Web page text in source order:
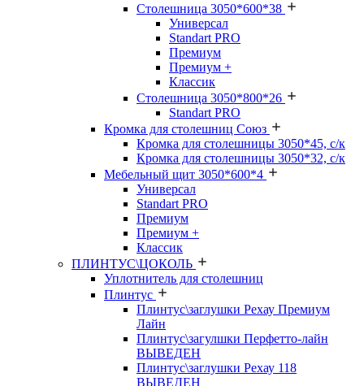
Столешница 3050*600*38
Универсал
Standart PRO
Премиум
Премиум +
Классик
Столешница 3050*800*26
Standart PRO
Кромка для столешниц Союз
Кромка для столешницы 3050*45, с/к
Кромка для столешницы 3050*32, с/к
Мебельный щит 3050*600*4
Универсал
Standart PRO
Премиум
Премиум +
Классик
ПЛИНТУС\ЦОКОЛЬ
Уплотнитель для столешниц
Плинтус
Плинтус\заглушки Рехау Премиум
Лайн
Плинтус\загулшки Перфетто-лайн
ВЫВЕДЕН
Плинтус\заглушки Рехау 118
ВЫВЕДЕН